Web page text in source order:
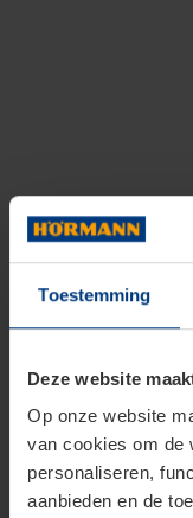
Toestemming
Deze website
Op onze website
van cookies om de
personaliseren,
aanbieden en de